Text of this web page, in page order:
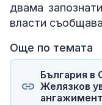
двама
власти
Още по темата
България в
Желязков
ангажимент